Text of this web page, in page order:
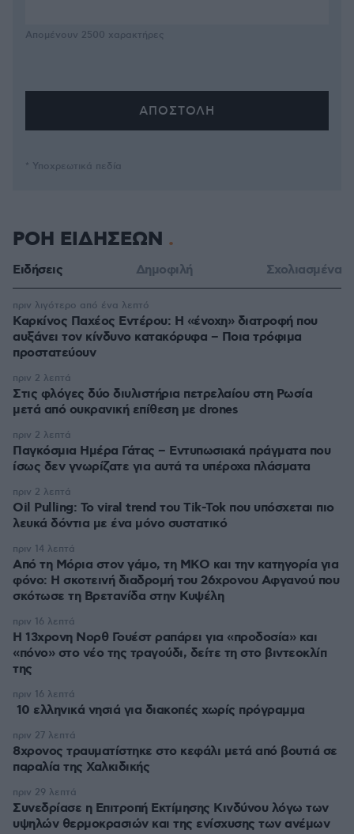
Απομένουν 2500 χαρακτήρες
* Υποχρεωτικά πεδία
ΡΟΗ ΕΙΔΗΣΕΩΝ
Ειδήσεις Δημοφιλή Σχολιασμένα
Καρκίνος Παχέος Εντέρου: Η «ένοχη» διατροφή που
αυξάνει τον κίνδυνο κατακόρυφα – Ποια τρόφιμα
προστατεύουν
πριν λιγότερο από ένα λεπτό
Στις φλόγες δύο διυλιστήρια πετρελαίου στη Ρωσία
μετά από ουκρανική επίθεση με drones
πριν 2 λεπτά
Παγκόσμια Ημέρα Γάτας – Εντυπωσιακά πράγματα που
ίσως δεν γνωρίζατε για αυτά τα υπέροχα πλάσματα
πριν 2 λεπτά
Oil Pulling: To viral trend του Tik-Tok που υπόσχεται πιο
λευκά δόντια με ένα μόνο συστατικό
πριν 2 λεπτά
Από τη Μόρια στον γάμο, τη ΜΚΟ και την κατηγορία για
φόνο: Η σκοτεινή διαδρομή του 26χρονου Αφγανού που
σκότωσε τη Βρετανίδα στην Κυψέλη
πριν 14 λεπτά
Η 13χρονη Νορθ Γουέστ ραπάρει για «προδοσία» και
«πόνο» στο νέο της τραγούδι, δείτε τη στο βιντεοκλίπ
της
πριν 16 λεπτά
10 ελληνικά νησιά για διακοπές χωρίς πρόγραμμα
πριν 16 λεπτά
8χρονος τραυματίστηκε στο κεφάλι μετά από βουτιά σε
παραλία της Χαλκιδικής
πριν 27 λεπτά
Συνεδρίασε η Επιτροπή Εκτίμησης Κινδύνου λόγω των
υψηλών θερμοκρασιών και της ενίσχυσης των ανέμων
πριν 29 λεπτά